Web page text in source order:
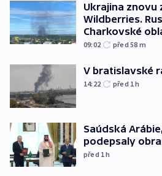
Ukrajina znovu
Wildberries.
Charkovské
09:02 před 58 m
V bratislavské
14:22 před 1h
Saúdská
podepsaly
před 1h